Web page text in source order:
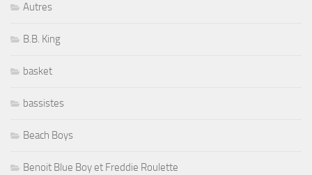
Autres
B.B. King
basket
bassistes
Beach Boys
Benoit Blue Boy et Freddie Roulette